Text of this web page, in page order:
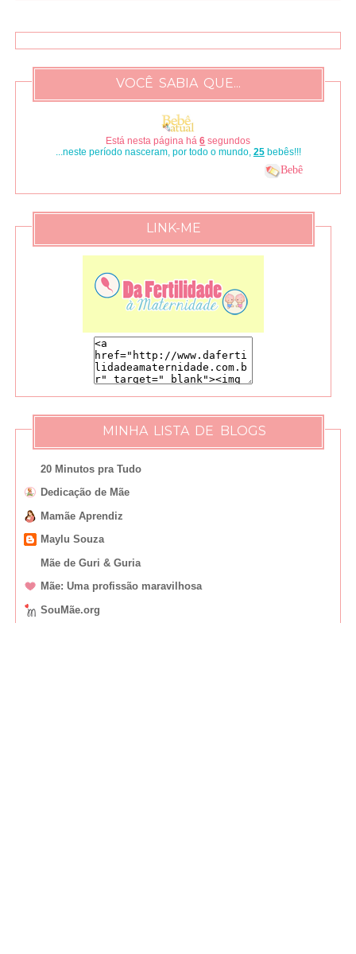
VOCÊ SABIA QUE...
Está nesta página há7 segundos
...neste período nasceram, por todo o mundo, 29bebês!!!
Bebê
LINK-ME
MINHA LISTA DE BLOGS
20 Minutos pra Tudo
Dedicação de Mãe
Mamãe Aprendiz
Maylu Souza
Mãe de Guri & Guria
Mãe: Uma profissão maravilhosa
SouMãe.org